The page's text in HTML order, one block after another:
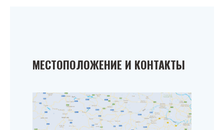
МЕСТОПОЛОЖЕНИЕ И КОНТАКТЫ